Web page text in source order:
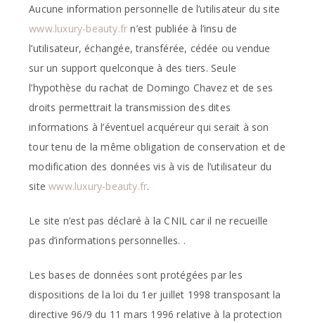
Aucune information personnelle de l’utilisateur du site
www.luxury-beauty.fr n’est publiée à l’insu de
l’utilisateur, échangée, transférée, cédée ou vendue
sur un support quelconque à des tiers. Seule
l’hypothèse du rachat de Domingo Chavez et de ses
droits permettrait la transmission des dites
informations à l’éventuel acquéreur qui serait à son
tour tenu de la même obligation de conservation et de
modification des données vis à vis de l’utilisateur du
sitewww.luxury-beauty.fr.
Le site n’est pas déclaré à la CNIL car il ne recueille
pas d’informations personnelles. .
Les bases de données sont protégées par les
dispositions de la loi du 1er juillet 1998 transposant la
directive 96/9 du 11 mars 1996 relative à la protection